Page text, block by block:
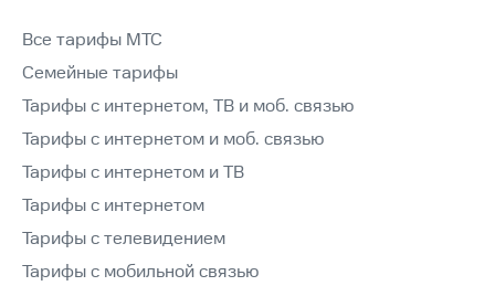
Все тарифы МТС
Семейные тарифы
Тарифы с интернетом, ТВ и моб. связью
Тарифы с интернетом и моб. связью
Тарифы с интернетом и ТВ
Тарифы с интернетом
Тарифы с телевидением
Тарифы с мобильной связью